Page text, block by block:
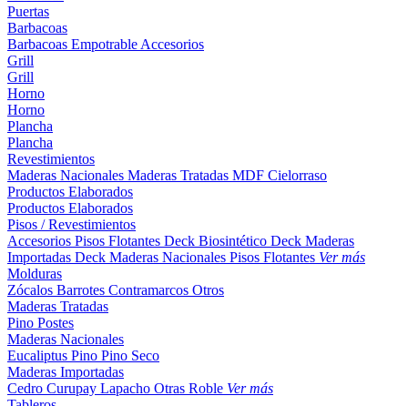
Puertas
Barbacoas
Barbacoas Empotrable Accesorios
Grill
Grill
Horno
Horno
Plancha
Plancha
Revestimientos
Maderas Nacionales Maderas Tratadas MDF Cielorraso
Productos Elaborados
Productos Elaborados
Pisos / Revestimientos
Accesorios Pisos Flotantes Deck Biosintético Deck Maderas
Importadas Deck Maderas Nacionales Pisos Flotantes Ver más
Molduras
Zócalos Barrotes Contramarcos Otros
Maderas Tratadas
Pino Postes
Maderas Nacionales
Eucaliptus Pino Pino Seco
Maderas Importadas
Cedro Curupay Lapacho Otras Roble Ver más